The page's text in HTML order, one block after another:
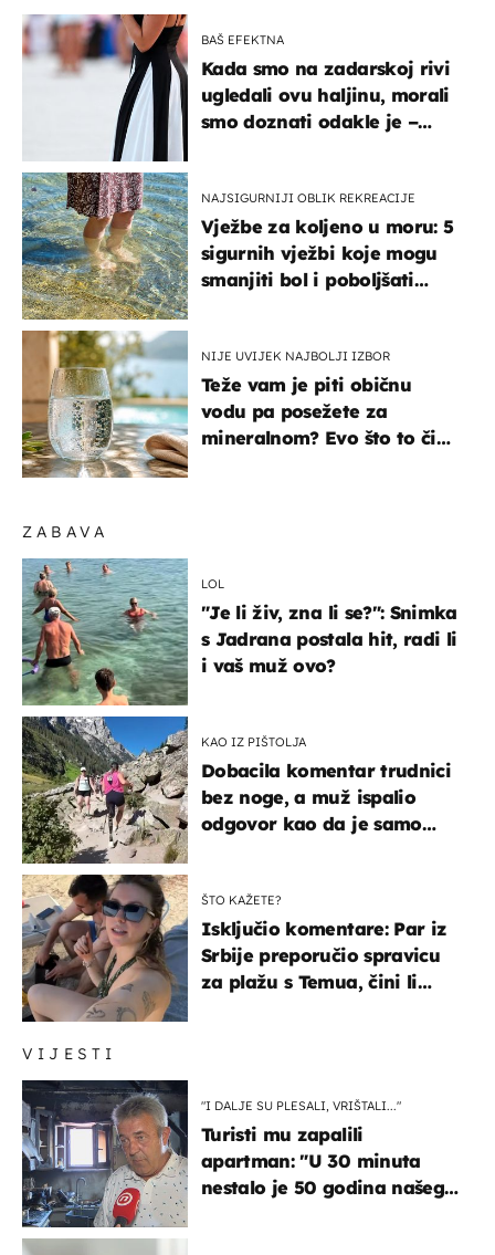
VIJESTI
"I DALJE SU PLESALI, VRIŠTALI..."
Turisti mu zapalili
apartman: "U 30 minuta
nestalo je 50 godina našeg
ZABAVA
LOL
"Je li živ, zna li se?": Snimka
s Jadrana postala hit, radi li
i vaš muž ovo?
KAO IZ PIŠTOLJA
Dobacila komentar trudnici
bez noge, a muž ispalio
odgovor kao da je samo
ŠTO KAŽETE?
Isključio komentare: Par iz
Srbije preporučio spravicu
za plažu s Temua, čini li
BAŠ EFEKTNA
Kada smo na zadarskoj rivi
ugledali ovu haljinu, morali
smo doznati odakle je –
NAJSIGURNIJI OBLIK REKREACIJE
Vježbe za koljeno u moru: 5
sigurnih vježbi koje mogu
smanjiti bol i poboljšati
NIJE UVIJEK NAJBOLJI IZBOR
Teže vam je piti običnu
vodu pa posežete za
mineralnom? Evo što to čini